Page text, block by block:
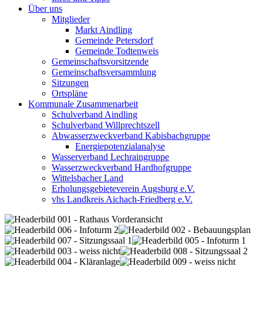
Über uns
Mitglieder
Markt Aindling
Gemeinde Petersdorf
Gemeinde Todtenweis
Gemeinschaftsvorsitzende
Gemeinschaftsversammlung
Sitzungen
Ortspläne
Kommunale Zusammenarbeit
Schulverband Aindling
Schulverband Willprechtszell
Abwasserzweckverband Kabisbachgruppe
Energiepotenzialanalyse
Wasserverband Lechraingruppe
Wasserzweckverband Hardhofgruppe
Wittelsbacher Land
Erholungsgebieteverein Augsburg e.V.
vhs Landkreis Aichach-Friedberg e.V.